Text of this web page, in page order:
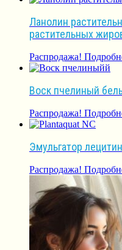
Ланолин
растительных
Распродажа!
Воск пчелиный
Распродажа!
Эмульгатор
Распродажа!